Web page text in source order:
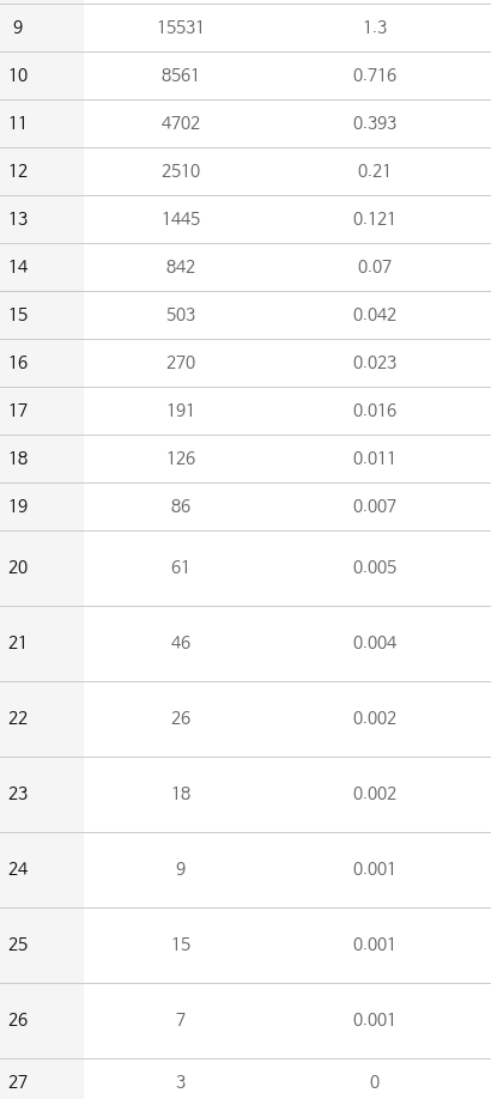
9 15531 1.3
10 8561 0.716
11 4702 0.393
12 2510 0.21
13 1445 0.121
14 842 0.07
15 503 0.042
16 270 0.023
17 191 0.016
18 126 0.011
19 86 0.007
20 61 0.005
21 46 0.004
22 26 0.002
23 18 0.002
24 9 0.001
25 15 0.001
26 7 0.001
27 3 0